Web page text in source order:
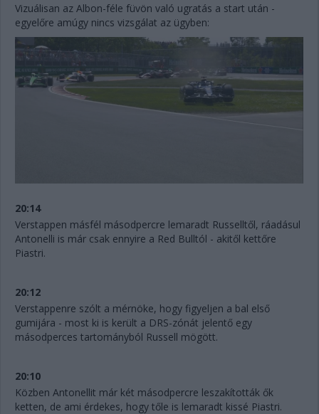
Vizuálisan az Albon-féle füvön való ugratás a start után -
egyelőre amúgy nincs vizsgálat az ügyben:
20:14
Verstappen másfél másodpercre lemaradt Russelltől, ráadásul
Antonelli is már csak ennyire a Red Bulltól - akitől kettőre
Piastri.
20:12
Verstappenre szólt a mérnöke, hogy figyeljen a bal első
gumijára - most ki is került a DRS-zónát jelentő egy
másodperces tartományból Russell mögött.
20:10
Közben Antonellit már két másodpercre leszakították ők
ketten, de ami érdekes, hogy tőle is lemaradt kissé Piastri.